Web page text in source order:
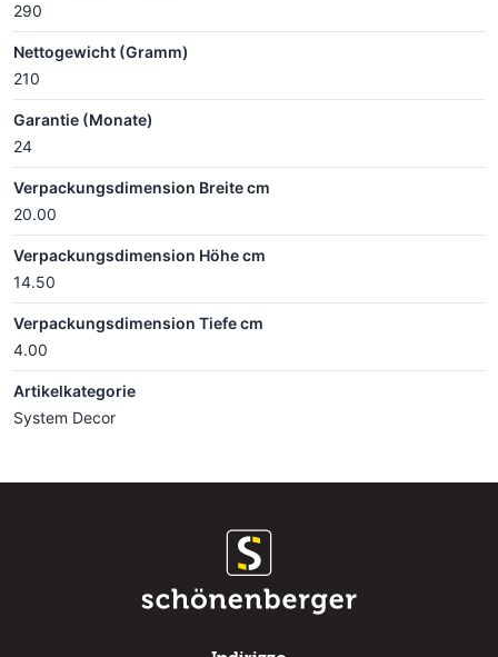
290
Nettogewicht (Gramm)
210
Garantie (Monate)
24
Verpackungsdimension Breite cm
20.00
Verpackungsdimension Höhe cm
14.50
Verpackungsdimension Tiefe cm
4.00
Artikelkategorie
System Decor